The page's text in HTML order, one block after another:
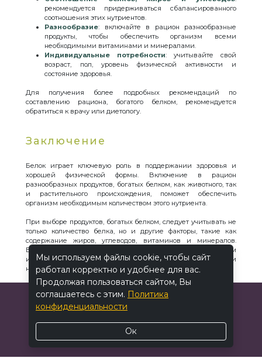
рекомендуется придерживаться сбалансированного
соотношения этих нутриентов.
Разнообразие: включайте в рацион разнообразные
продукты, чтобы обеспечить организм всеми
необходимыми витаминами и минералами.
Индивидуальные потребности: учитывайте свой
возраст, пол, уровень физической активности и
состояние здоровья.
Для получения более подробных рекомендаций по
составлению рациона, богатого белком, рекомендуется
обратиться к врачу или диетологу.
Заключение
Белок играет ключевую роль в поддержании здоровья и
хорошей физической формы. Включение в рацион
разнообразных продуктов, богатых белком, как животного, так
и растительного происхождения, поможет обеспечить
организм необходимым количеством этого нутриента.
При выборе продуктов, богатых белком, следует учитывать не
только количество белка, но и другие факторы, такие как
содержание жиров, углеводов, витаминов и минералов.
Важно помнить, что питание должно быть сбалансированным
и разнообразным, чтобы обеспечить организм всеми
необходимыми веществами.
Мы используем файлы cookie, чтобы сайт
работал корректно и удобнее для вас.
Продолжая пользоваться сайтом, Вы
соглашаетесь с этим. Политика
конфиденциальности
Ок